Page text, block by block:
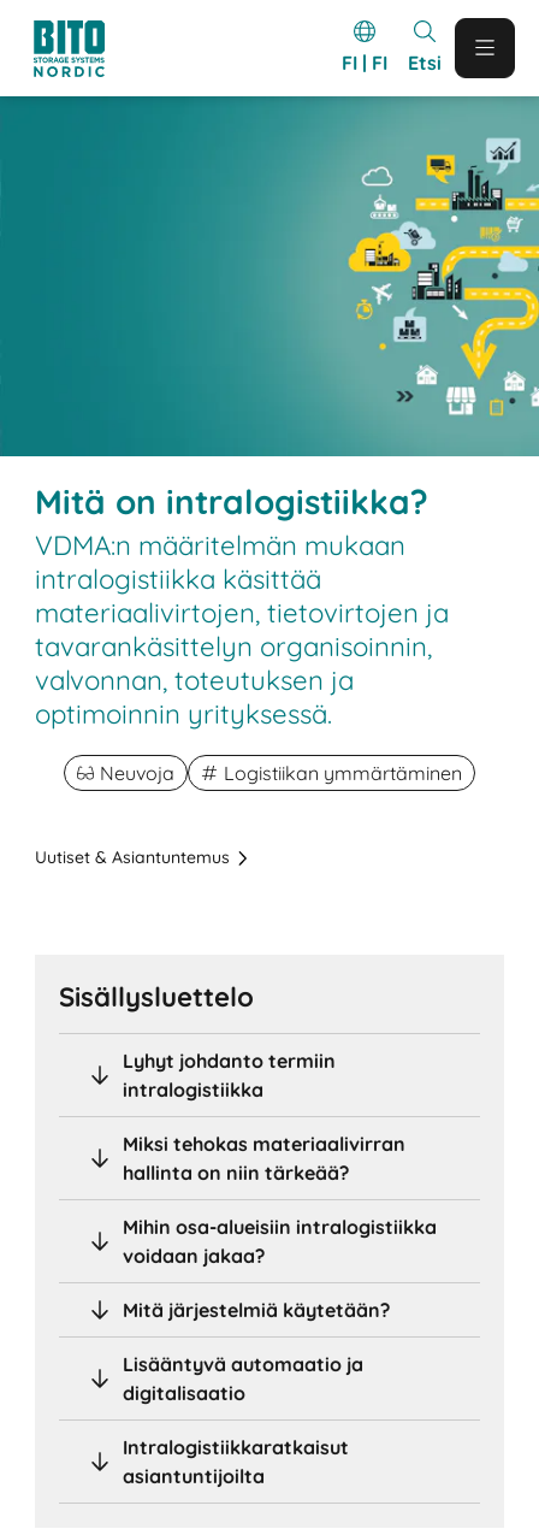
FI | FI Etsi
Mitä on intralogistiikka?
VDMA:n määritelmän mukaan
intralogistiikka käsittää
materiaalivirtojen, tietovirtojen ja
tavarankäsittelyn organisoinnin,
valvonnan, toteutuksen ja
optimoinnin yrityksessä.
Neuvoja Logistiikan ymmärtäminen
Uutiset & Asiantuntemus
Sisällysluettelo
Lyhyt johdanto termiin
intralogistiikka
Miksi tehokas materiaalivirran
hallinta on niin tärkeää?
Mihin osa-alueisiin intralogistiikka
voidaan jakaa?
Mitä järjestelmiä käytetään?
Lisääntyvä automaatio ja
digitalisaatio
Intralogistiikkaratkaisut
asiantuntijoilta